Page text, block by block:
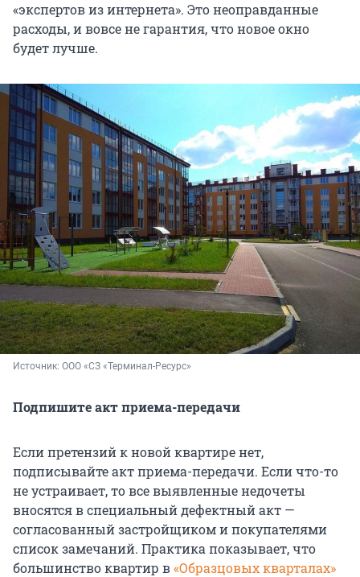
«экспертов из интернета». Это неоправданные
расходы, и вовсе не гарантия, что новое окно
будет лучше.
Источник: ООО «СЗ «Терминал-Ресурс»
Подпишите акт приема-передачи
Если претензий к новой квартире нет,
подписывайте акт приема-передачи. Если что-то
не устраивает, то все выявленные недочеты
вносятся в специальный дефектный акт —
согласованный застройщиком и покупателями
список замечаний. Практика показывает, что
большинство квартир в«Образцовых кварталах»